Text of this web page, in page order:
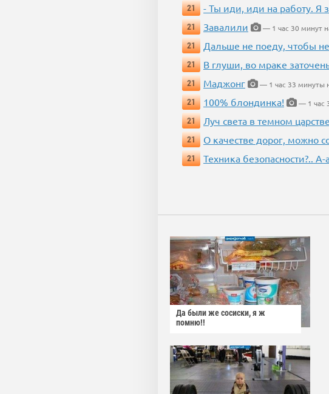
21 - Ты иди, иди на работу. Я
21
Завалили
— 1 час 30 минут
21
Дальше не поеду, чтобы не
21
В глуши, во мраке
21
Маджонг
— 1 час 33 минуты
21
100% блондинка!
— 1 час
21
Луч света в темном царстве
21
О качестве дорог, можно
21
Техника безопасности?..
Да были же сосиски, я ж
помню!!